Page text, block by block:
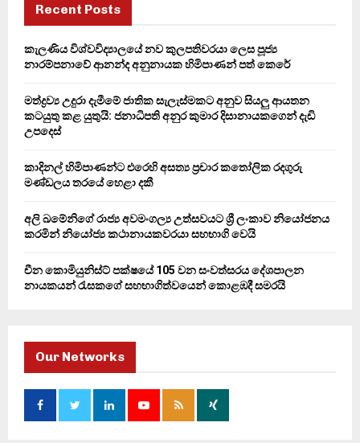
f
r
H
Recent Posts
කැලණිය විශ්වවිද්‍යාලයේ නව කුලපතිවරයා ලෙස පූජ්‍ය
නාරම්පනාවේ ආනන්ද අනුනායක හිමිපාණන් පත් කෙරේ
මත්ද්‍රව්‍ය උදුරා දැමීමේ ජාතික සැලැස්මකට අනුව සියලු ආයතන
කටයුතු කළ යුතුයි: ජනාධිපති අනුර කුමාර දිසානායකගෙන් දැඩි
උපදෙස්
කාදිනල් හිමිපාණන්ට එරෙහි අසත්‍ය ප්‍රචාර කතෝලික රදගුරු
මණ්ඩලය තරයේ හෙළා දකී
අලි ඛමේනිගේ රාජ්‍ය අවමංගල්‍ය උත්සවයට ශ්‍රී ලංකාව නියෝජනය
කරමින් නියෝජ්‍ය කථානායකවරයා සහභාගි වෙයි
චීන කොමියුනිස්ට් පක්ෂයේ 105 වන සංවත්සරය දේශපාලන
නායකයන් රැසකගේ සහභාගිත්වයෙන් කොළඹදී සමරයි
Our Networks